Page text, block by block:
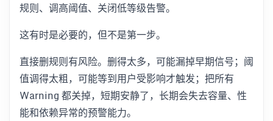
规则、调高阈值、关闭低等级告警。
这有时是必要的，但不是第一步。
直接删规则有风险。删得太多，可能漏掉早期信号；阈
值调得太粗，可能等到用户受影响才触发；把所有
Warning 都关掉，短期安静了，长期会失去容量、性
能和依赖异常的预警能力。